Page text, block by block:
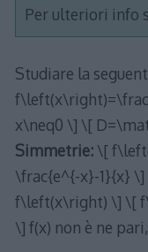
Per ulteriori info
Studiare la
x\neq0 \] \[
Simmetrie:\[
\frac{e^{-x}-1}{x}
f\left(x\right) \] \[
\] f(x) non è ne